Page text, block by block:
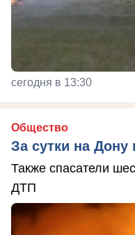
сегодня в 13:30
Общество
За сутки на
Также спасатели
ДТП